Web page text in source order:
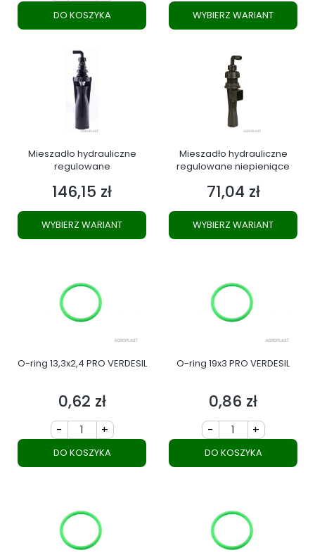
DO KOSZYKA WYBIERZ WARIANT
Mieszadło hydrauliczne
regulowane
Cena
146,15 zł
WYBIERZ WARIANT
Mieszadło hydrauliczne
regulowane niepieniące
Cena
71,04 zł
WYBIERZ WARIANT
O-ring 13,3x2,4 PRO VERDESIL
Cena
0,62 zł
- +
DO KOSZYKA
O-ring 19x3 PRO VERDESIL
Cena
0,86 zł
- +
DO KOSZYKA